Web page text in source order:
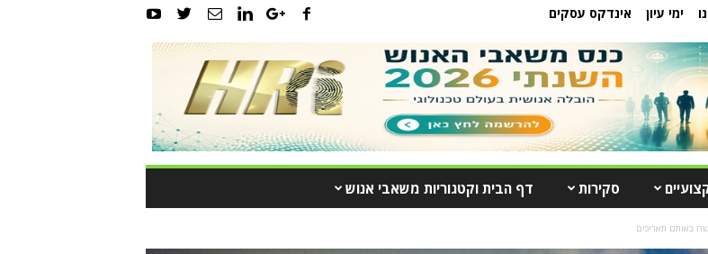
ימי עיון אינדקס עסקים
סקירות דף הבית וקטגוריות משאבי אנוש